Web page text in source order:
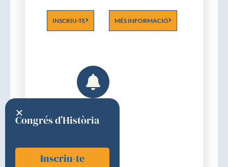
Congrés d’Història
Inscriu-te
INSCRIU-TE MÉS INFORMACIÓ